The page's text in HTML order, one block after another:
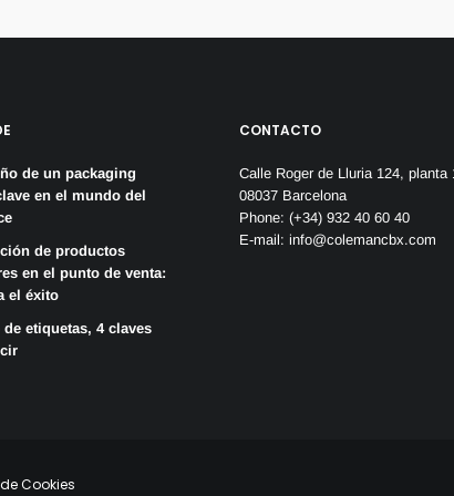
de un packaging
en el mundo del
de productos
en el punto de venta:
el éxito
de etiquetas, 4 claves
CONTACTO
Calle Roger de Lluria 124, planta
08037 Barcelona
Phone: (+34) 932 40 60 40
E-mail: info@colemancbx.com
Cookies